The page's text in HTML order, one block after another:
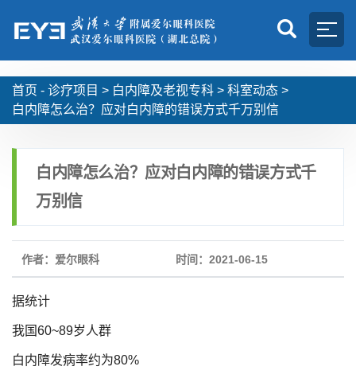
首页 - 诊疗项目 > 白内障及老视专科 > 科室动态 >
白内障怎么治？应对白内障的错误方式千万别信
白内障怎么治？应对白内障的错误方式千
万别信
作者：爱尔眼科 时间：2021-06-15
据统计
我国60~89岁人群
白内障发病率约为80%